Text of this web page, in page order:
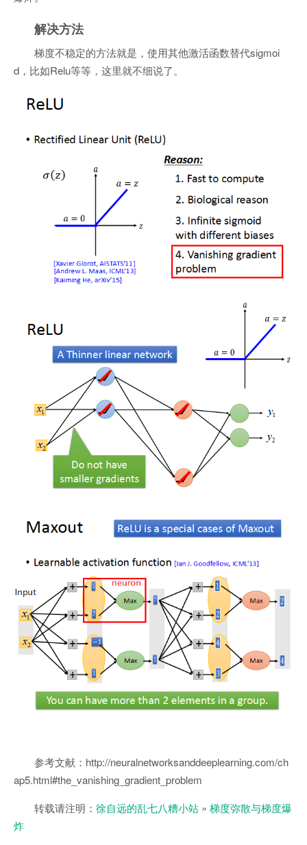
解决方法
梯度不稳定的方法就是，使用其他激活函数替代sigmoi
d，比如Relu等等，这里就不细说了。
参考文献：http://neuralnetworksanddeeplearning.com/ch
ap5.html#the_vanishing_gradient_problem
转载请注明： 徐自远的乱七八糟小站 » 梯度弥散与梯度爆
炸